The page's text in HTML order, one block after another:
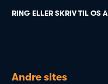
RING ELLER SKRIV TIL OS
Andre sites